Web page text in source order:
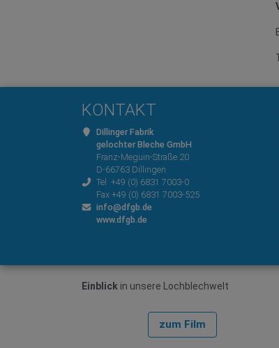
KONTAKT
Dillinger Fabrik
gelochter Bleche GmbH
Franz-Meguin-Straße 20
D-66763 Dillingen
Tel +49 (0) 6831 7003-0
Fax +49 (0) 6831 7003-525
info@dfgb.de
www.dfgb.de
Einblick in unsere Lochblechwelt
zum Film